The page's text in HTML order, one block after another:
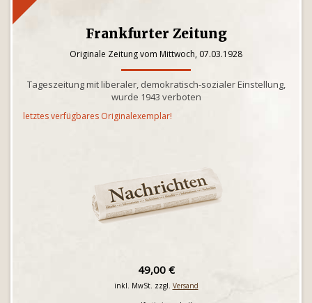
Frankfurter Zeitung
Originale Zeitung vom Mittwoch, 07.03.1928
Tageszeitung mit liberaler, demokratisch-sozialer Einstellung,
wurde 1943 verboten
letztes verfügbares Originalexemplar!
49,00 €
inkl. MwSt. zzgl. Versand